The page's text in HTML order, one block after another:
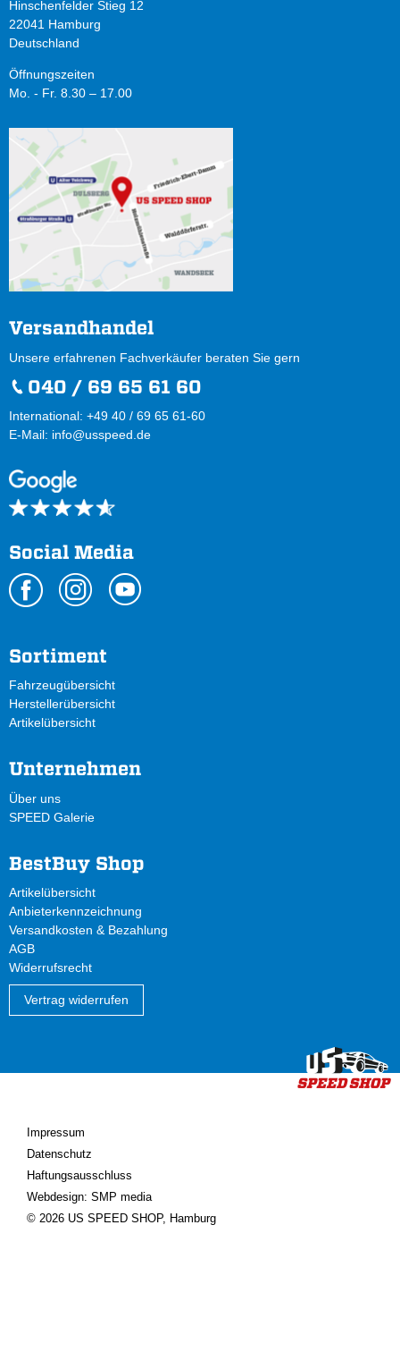
Hinschenfelder Stieg 12
22041 Hamburg
Deutschland
Öffnungszeiten
Mo. - Fr. 8.30 – 17.00
Versandhandel
Unsere erfahrenen Fachverkäufer beraten Sie gern
040 / 69 65 61 60
International: +49 40 / 69 65 61-60
E-Mail: info@usspeed.de
Social Media
Sortiment
Fahrzeugübersicht
Herstellerübersicht
Artikelübersicht
Unternehmen
Über uns
SPEED Galerie
BestBuy Shop
Artikelübersicht
Anbieterkennzeichnung
Versandkosten & Bezahlung
AGB
Widerrufsrecht
Vertrag widerrufen
Impressum
Datenschutz
Haftungsausschluss
Webdesign: SMP media
© 2026 US SPEED SHOP, Hamburg